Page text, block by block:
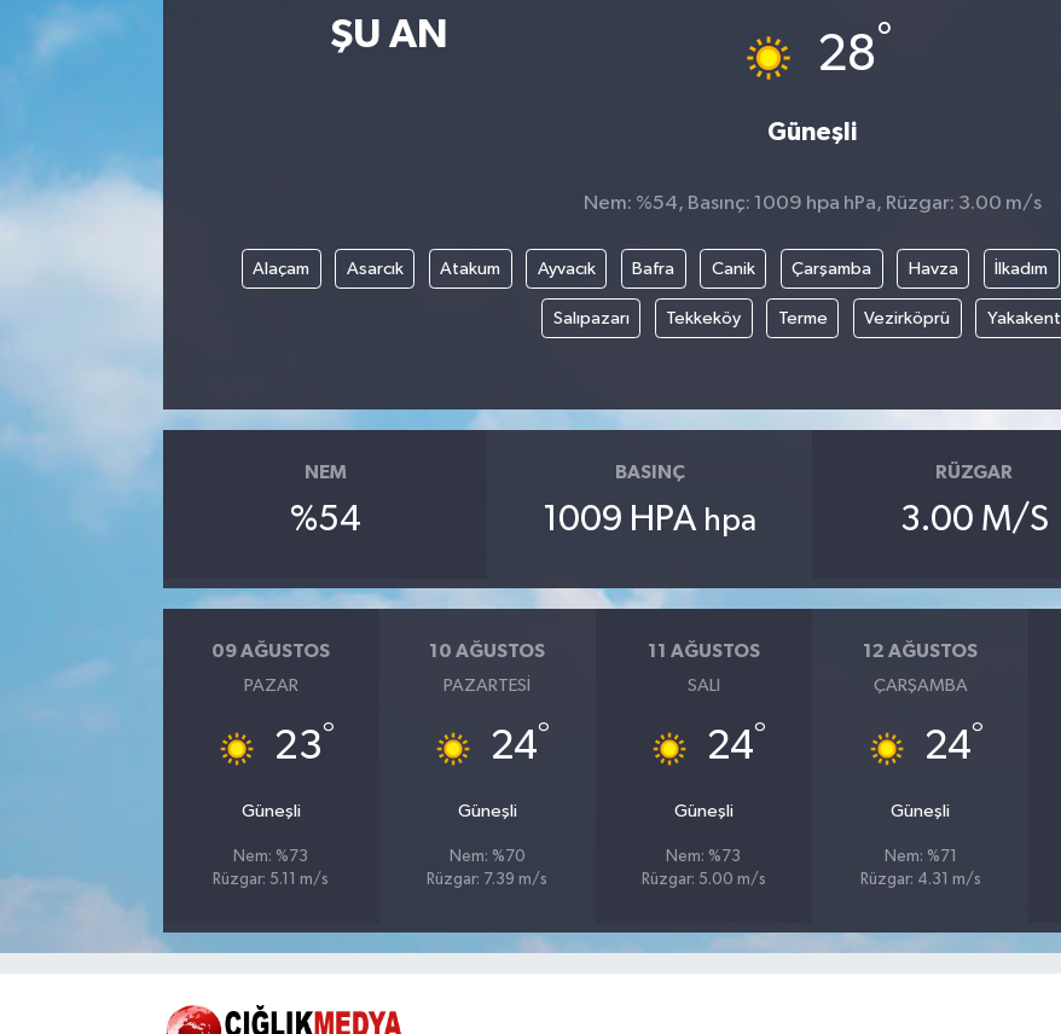
ŞU AN 28°
Güneşli
Nem: %54, Basınç: 1009 hpa hPa, Rüzgar: 3.00 m/s
Alaçam Asarcık Atakum Ayvacık Bafra Canik Çarşamba Havza İlkadım
Salıpazarı Tekkeköy Terme Vezirköprü Yakakent
NEM
%54
BASINÇ
1009 HPA hpa
RÜZGAR
3.00 M/S
09 AĞUSTOS
PAZAR
23°
Güneşli
Nem: %73
Rüzgar: 5.11 m/s
10 AĞUSTOS
PAZARTESI
24°
Güneşli
Nem: %70
Rüzgar: 7.39 m/s
11 AĞUSTOS
SALI
24°
Güneşli
Nem: %73
Rüzgar: 5.00 m/s
12 AĞUSTOS
ÇARŞAMBA
24°
Güneşli
Nem: %71
Rüzgar: 4.31 m/s